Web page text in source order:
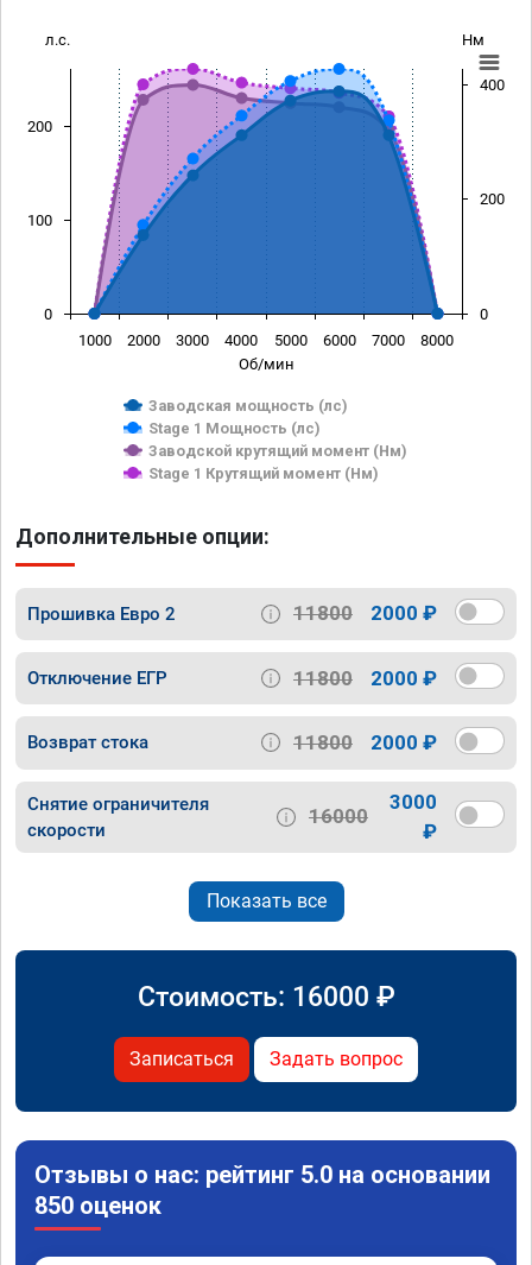
Об/мин
л.с. Нм
Заводская мощность (лс)
Stage 1 Мощность (лс)
Заводской крутящий момент (Нм)
Stage 1 Крутящий момент (Нм)
1000 2000 3000 4000 5000 6000 7000 8000
0
100
200
0
200
400
Дополнительные опции:
Прошивка Евро 2 11800 2000 ₽
Отключение ЕГР 11800 2000 ₽
Возврат стока 11800 2000 ₽
Снятие ограничителя
скорости
16000
3000
₽
Показать все
Стоимость: 16000 ₽
Записаться Задать вопрос
Отзывы о нас: рейтинг 5.0 на основании
850 оценок